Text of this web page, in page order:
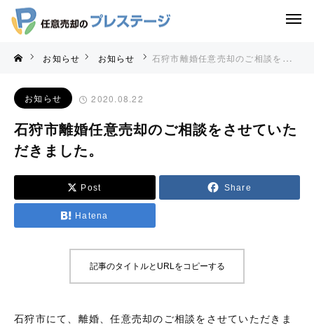
お知らせ お知らせ 石狩市離婚任意売却のご相談をさせていただきました。
お知らせ 2020.08.22
石狩市離婚任意売却のご相談をさせていた
だきました。
Post Share
Hatena
記事のタイトルとURLをコピーする
石狩市にて、離婚、任意売却のご相談をさせていただきま